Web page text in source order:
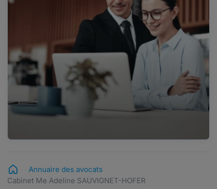
Annuaire des avocats
Cabinet Me Adeline SAUVIGNET-HOFER